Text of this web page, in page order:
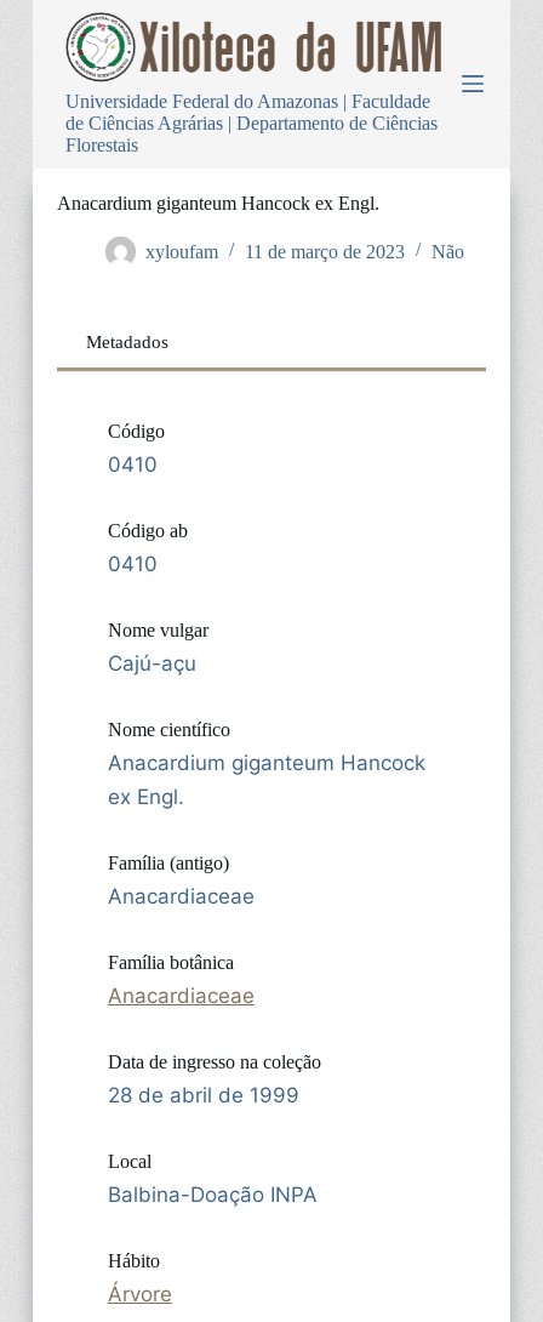
Universidade Federal do Amazonas | Faculdade
de Ciências Agrárias | Departamento de Ciências
Florestais
Anacardium giganteum Hancock ex Engl.
xyloufam 11 de março de 2023 Não
Metadados
Código
0410
Código ab
0410
Nome vulgar
Cajú-açu
Nome científico
Anacardium giganteum Hancock
ex Engl.
Família (antigo)
Anacardiaceae
Família botânica
Anacardiaceae
Data de ingresso na coleção
28 de abril de 1999
Local
Balbina-Doação INPA
Hábito
Árvore